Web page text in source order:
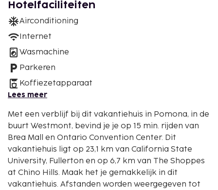
Hotelfaciliteiten
Airconditioning
Internet
Wasmachine
Parkeren
Koffiezetapparaat
Lees meer
Met een verblijf bij dit vakantiehuis in Pomona, in de
buurt Westmont, bevind je je op 15 min. rijden van
Brea Mall en Ontario Convention Center. Dit
vakantiehuis ligt op 23,1 km van California State
University, Fullerton en op 6,7 km van The Shoppes
at Chino Hills. Maak het je gemakkelijk in dit
vakantiehuis. Afstanden worden weergegeven tot